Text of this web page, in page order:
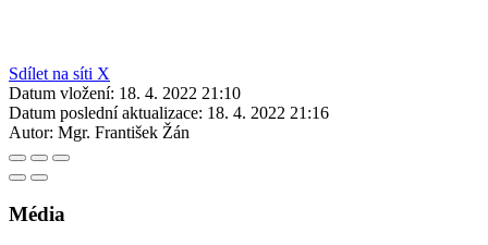
Sdílet na síti X
Datum vložení: 18. 4. 2022 21:10
Datum poslední aktualizace: 18. 4. 2022 21:16
Autor: Mgr. František Žán
Média